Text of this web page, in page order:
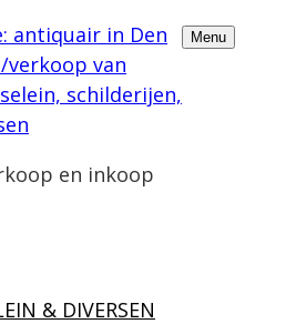
en inkoop
Menu
& DIVERSEN